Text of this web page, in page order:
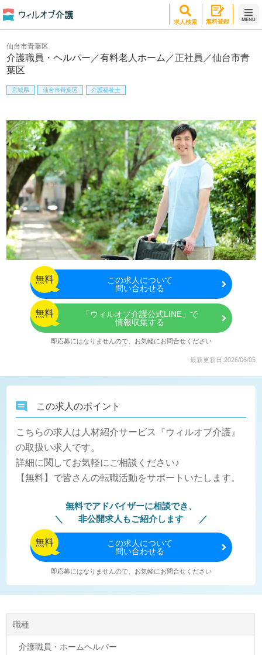
求人検索 無料登録 MENU
介護職員・ヘルパー／有料老人ホーム／正社員／仙台市青
葉区
仙台市青葉区
宮城県 仙台市青葉区 介護福祉士
無料 この求人について
問い合わせる
無料
「ウィルオブ介護公式LINE」で
情報収集する
即応募にはなりませんので、お気軽にお問合せください
最新更新日:2026/06/05
この求人のポイント
こちらの求人は人材紹介サービス『ウィルオブ介護』
の取扱い求人です。
詳細に関してお気軽にご相談ください♪
【無料】で皆さんの転職活動をサポートいたします。
無料でアドバイザーに相談でき、
非公開求人もご紹介します
無料 この求人について
問い合わせる
即応募にはなりませんので、お気軽にお問合せください
職種
介護職員・ホームヘルパー